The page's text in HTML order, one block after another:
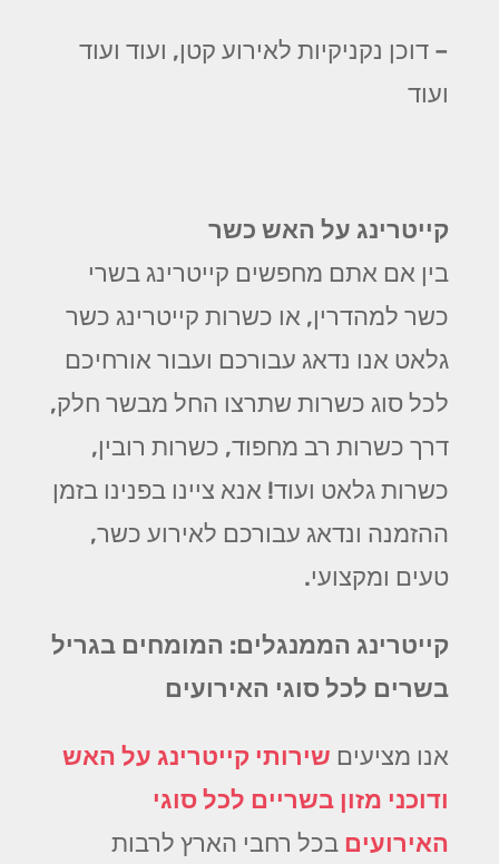
– דוכן נקניקיות לאירוע קטן, ועוד ועוד
ועוד
קייטרינג על האש כשר
בין אם אתם מחפשים קייטרינג בשרי
כשר למהדרין, או כשרות קייטרינג כשר
גלאט אנו נדאג עבורכם ועבור אורחיכם
לכל סוג כשרות שתרצו החל מבשר חלק,
דרך כשרות רב מחפוד, כשרות רובין,
כשרות גלאט ועוד! אנא ציינו בפנינו בזמן
ההזמנה ונדאג עבורכם לאירוע כשר,
טעים ומקצועי.
קייטרינג הממנגלים: המומחים בגריל
בשרים לכל סוגי האירועים
אנו מציעים שירותי קייטרינג על האש
ודוכני מזון בשריים לכל סוגי
האירועים בכל רחבי הארץ לרבות